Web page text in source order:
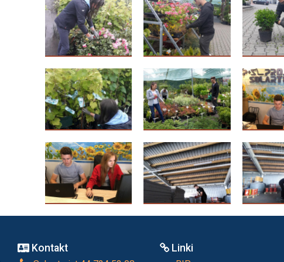
Kontakt Linki